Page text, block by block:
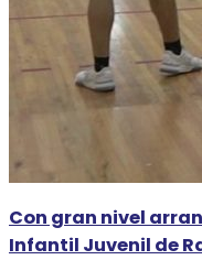
Con gran nivel
Infantil Juvenil de